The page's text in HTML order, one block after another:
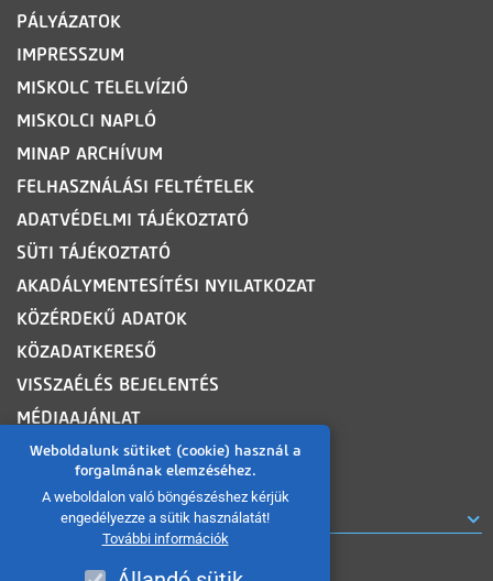
Weboldalunk sütiket (cookie) használ a
forgalmának elemzéséhez.
A weboldalon való böngészéshez kérjük
engedélyezze a sütik használatát!
További információk
PÁLYÁZATOK
IMPRESSZUM
MISKOLC TELELVÍZIÓ
MISKOLCI NAPLÓ
MINAP ARCHÍVUM
FELHASZNÁLÁSI FELTÉTELEK
ADATVÉDELMI TÁJÉKOZTATÓ
SÜTI TÁJÉKOZTATÓ
AKADÁLYMENTESÍTÉSI NYILATKOZAT
KÖZÉRDEKŰ ADATOK
KÖZADATKERESŐ
VISSZAÉLÉS BEJELENTÉS
MÉDIAAJÁNLAT
OLDALTÉRKÉP
ROVATOK